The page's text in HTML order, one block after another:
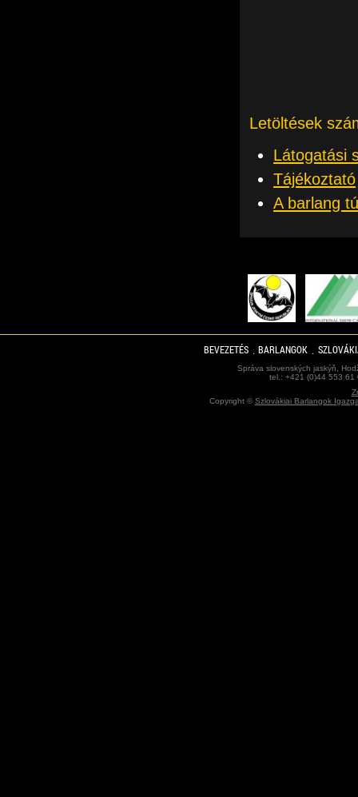
Letöltések
Látogatási
Tájékoztató
A barlang
BEVEZETÉS BARLANGOK
Správa slovenských jaskýň,
tel.: +421 (0)44 553
Copyright ©Szlovákiai Barlangok